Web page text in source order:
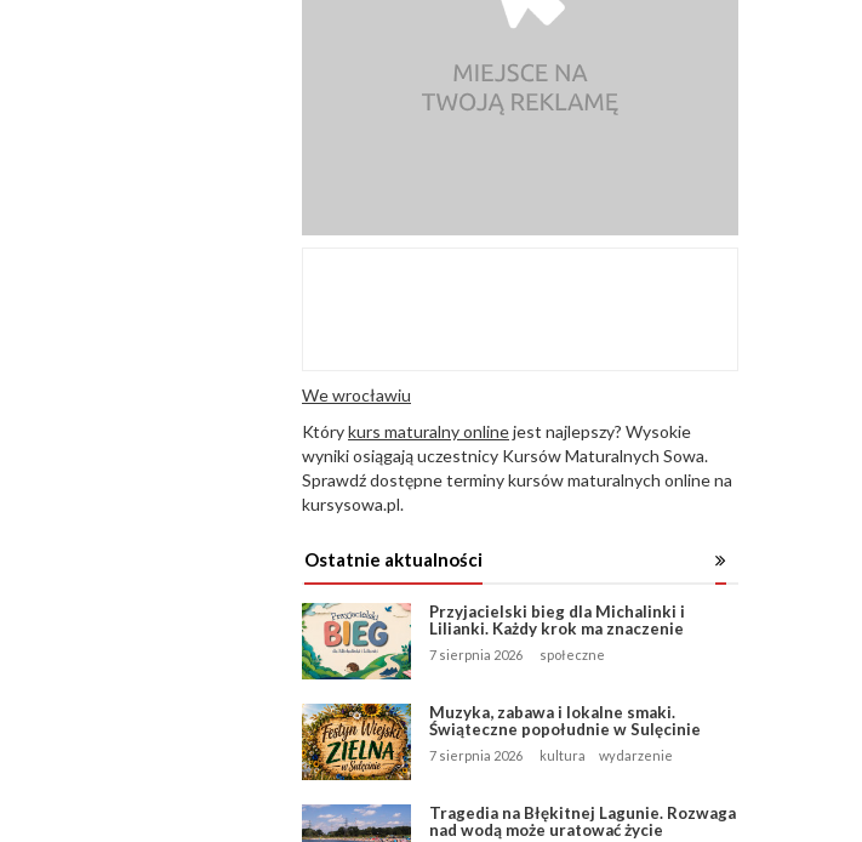
We wrocławiu
Którykurs maturalny onlinejest najlepszy? Wysokie
wyniki osiągają uczestnicy Kursów Maturalnych Sowa.
Sprawdź dostępne terminy kursów maturalnych online na
kursysowa.pl.
Ostatnie aktualności
Przyjacielski bieg dla Michalinki i
Lilianki. Każdy krok ma znaczenie
7 sierpnia 2026 społeczne
Muzyka, zabawa i lokalne smaki.
Świąteczne popołudnie w Sulęcinie
7 sierpnia 2026 kultura wydarzenie
Tragedia na Błękitnej Lagunie. Rozwaga
nad wodą może uratować życie